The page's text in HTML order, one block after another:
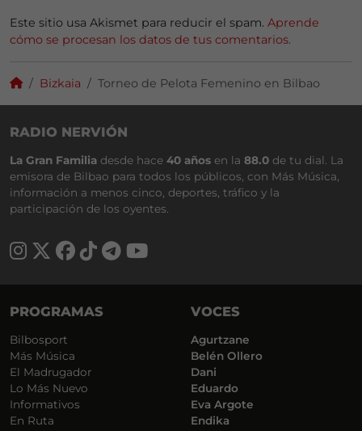
Este sitio usa Akismet para reducir el spam. Aprende
cómo se procesan los datos de tus comentarios.
Bizkaia Torneo de Pelota Femenino en Bilbao
RADIO NERVIÓN
La Gran Familia desde hace 40 años en la 88.0 de tu dial. La
emisora de Bilbao para todos los públicos, con Más Música,
información a menos cinco, deportes, tráfico y la
participación de los oyentes.
PROGRAMAS
Bilbosport
Más Música
El Madrugador
Lo Más Nuevo
Informativos
En Ruta
VOCES
Agurtzane
Belén Ollero
Dani
Eduardo
Eva Argote
Endika